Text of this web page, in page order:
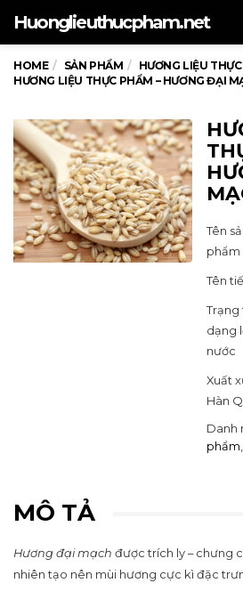
Huonglieuthucpham.net
HOME SẢN PHẨM
HƯƠNG LIỆU
HƯƠNG LIỆU THỰC PHẨM – HƯƠNG ĐẠI
Tên
phẩm
Tên
Trạng
dạng
nước
Xuất
Hàn
Danh
phẩm,
MÔ TẢ
Hương đại mạch được trích ly – chưng
nhiên tạo nên mùi hương cực kì đặc